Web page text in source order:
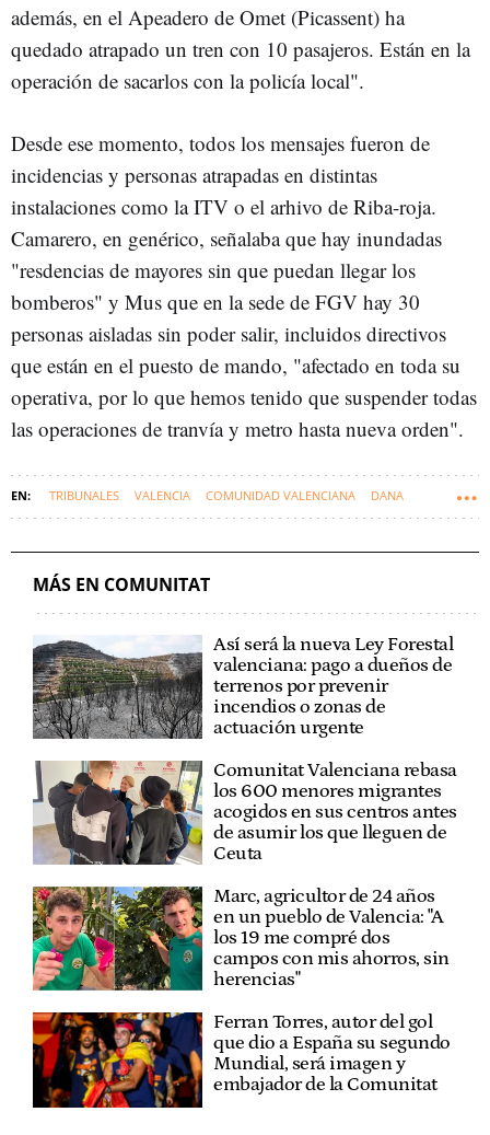
además, en el Apeadero de Omet (Picassent) ha
quedado atrapado un tren con 10 pasajeros. Están en la
operación de sacarlos con la policía local".
Desde ese momento, todos los mensajes fueron de
incidencias y personas atrapadas en distintas
instalaciones como la ITV o el arhivo de Riba-roja.
Camarero, en genérico, señalaba que hay inundadas
"resdencias de mayores sin que puedan llegar los
bomberos" y Mus que en la sede de FGV hay 30
personas aisladas sin poder salir, incluidos directivos
que están en el puesto de mando, "afectado en toda su
operativa, por lo que hemos tenido que suspender todas
las operaciones de tranvía y metro hasta nueva orden".
TRIBUNALES VALENCIA COMUNIDAD VALENCIANA DANA
MÁS EN COMUNITAT
Así será la nueva Ley Forestal
valenciana: pago a dueños de
terrenos por prevenir
incendios o zonas de
actuación urgente
Comunitat Valenciana rebasa
los 600 menores migrantes
acogidos en sus centros antes
de asumir los que lleguen de
Ceuta
Marc, agricultor de 24 años
en un pueblo de Valencia: "A
los 19 me compré dos
campos con mis ahorros, sin
herencias"
Ferran Torres, autor del gol
que dio a España su segundo
Mundial, será imagen y
embajador de la Comunitat